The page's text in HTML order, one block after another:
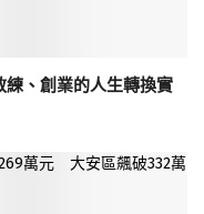
練、創業的人生轉換實